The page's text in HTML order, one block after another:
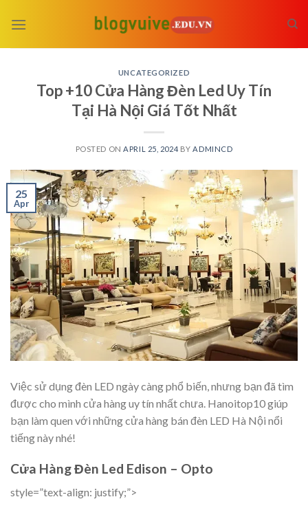
UNCATEGORIZED
Top +10 Cửa Hàng Đèn Led Uy Tín
Tại Hà Nội Giá Tốt Nhất
POSTED ON APRIL 25, 2024 BY ADMINCD
25
Apr
Việc sử dụng đèn LED ngày càng phổ biến, nhưng bạn đã tìm
được cho mình cửa hàng uy tín nhất chưa. Hanoitop10 giúp
bạn làm quen với những cửa hàng bán đèn LED Hà Nội nổi
tiếng này nhé!
Cửa Hàng Đèn Led Edison – Opto
style=”text-align: justify;”>